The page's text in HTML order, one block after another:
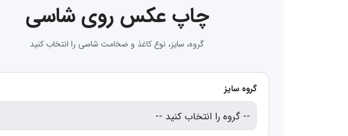
چاپ عکس روی شاسی
گروه، سایز، نوع کاغذ و ضخامت شاسی را انتخاب کنید
گروه سایز